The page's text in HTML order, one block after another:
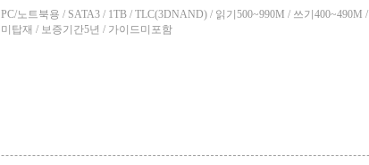
PC/노트북용 / SATA3 / 1TB / TLC(3DNAND) / 읽기500~990M / 쓰기
미탑재 / 보증기간5년 / 가이드미포함